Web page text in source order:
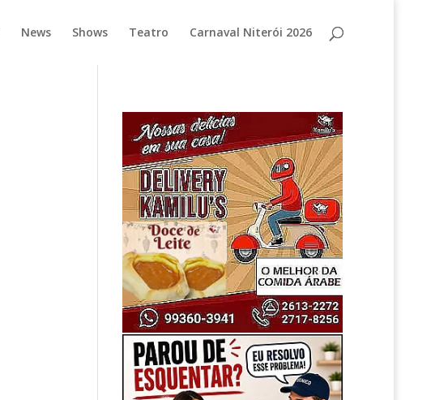
News Shows Teatro Carnaval Niterói 2026